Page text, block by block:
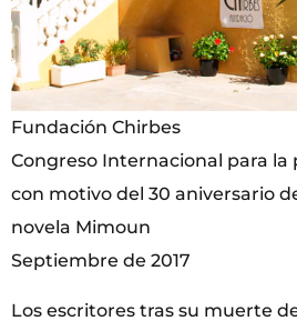
Fundación Chirbes
Congreso Internacional para la
con motivo del 30 aniversario
novela Mimoun
Septiembre de 2017
Los escritores tras su muerte